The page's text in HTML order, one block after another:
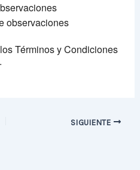
observaciones
Términos y Condiciones
.
SIGUIENTE